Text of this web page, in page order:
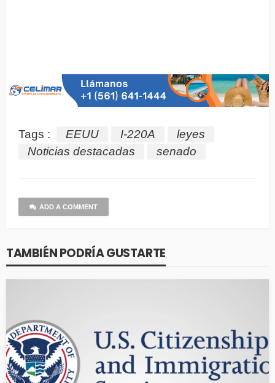
Tags : EEUU I-220A
leyes
Noticias destacadas
senado
ADD A COMMENT
TAMBIÉN PODRÍA GUSTARTE